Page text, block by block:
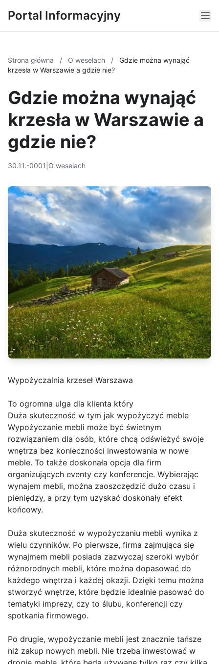
Portal Informacyjny
Strona główna / O weselach /
Gdzie można wynająć
krzesła w Warszawie a gdzie nie?
Gdzie można wynająć
krzesła w Warszawie a
gdzie nie?
30.11.-0001 O weselach
Wypożyczalnia krzeseł Warszawa
To ogromna ulga dla klienta który
Duża skuteczność w tym jak wypożyczyć meble
Wypożyczanie mebli może być świetnym
rozwiązaniem dla osób, które chcą odświeżyć swoje
wnętrza bez konieczności inwestowania w nowe
meble. To także doskonała opcja dla firm
organizujących eventy czy konferencje. Wybierając
wynajem mebli, można zaoszczędzić dużo czasu i
pieniędzy, a przy tym uzyskać doskonały efekt
końcowy.
Duża skuteczność w wypożyczaniu mebli wynika z
wielu czynników. Po pierwsze, firma zajmująca się
wynajmem mebli posiada zazwyczaj szeroki wybór
różnorodnych mebli, które można dopasować do
każdego wnętrza i każdej okazji. Dzięki temu można
stworzyć wnętrze, które będzie idealnie pasować do
tematyki imprezy, czy to ślubu, konferencji czy
spotkania firmowego.
Po drugie, wypożyczanie mebli jest znacznie tańsze
niż zakup nowych mebli. Nie trzeba inwestować w